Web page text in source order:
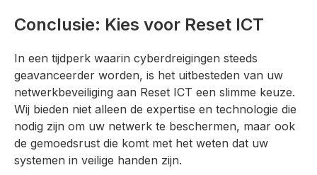
Conclusie: Kies voor Reset ICT
In een tijdperk waarin cyberdreigingen steeds
geavanceerder worden, is het uitbesteden van uw
netwerkbeveiliging aan Reset ICT een slimme keuze.
Wij bieden niet alleen de expertise en technologie die
nodig zijn om uw netwerk te beschermen, maar ook
de gemoedsrust die komt met het weten dat uw
systemen in veilige handen zijn.